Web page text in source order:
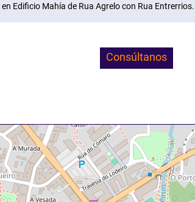
Edificio Mahía de Rua Agrelo con Rua Entrerrios.
Consúltanos